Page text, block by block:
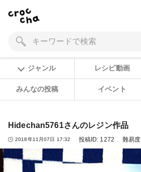
ジャンル レシピ動画
みんなの投稿 イベント
Hidechan5761さんのレジン作品
2018年11月07日 17:32 投稿ID: 1272 難易度